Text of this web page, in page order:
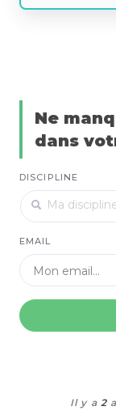
Ne
dans
DISCIPLINE
EMAIL
Il y a2